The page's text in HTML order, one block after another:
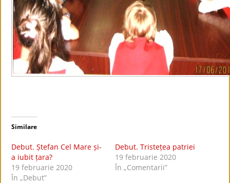
Similare
Debut. Ștefan Cel Mare și-
a iubit țara?
19 februarie 2020
În „Debut”
Debut. Tristețea patriei
19 februarie 2020
În „Comentarii”